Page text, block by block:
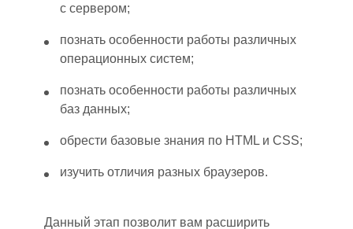
с сервером;
познать особенности работы различных
операционных систем;
познать особенности работы различных
баз данных;
обрести базовые знания по HTML и CSS;
изучить отличия разных браузеров.
Данный этап позволит вам расширить